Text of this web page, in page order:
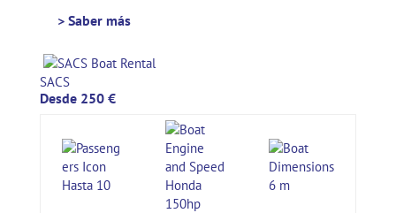
> Saber más
SACS
Desde 250 €
Hasta 10
Honda
150hp
6 m